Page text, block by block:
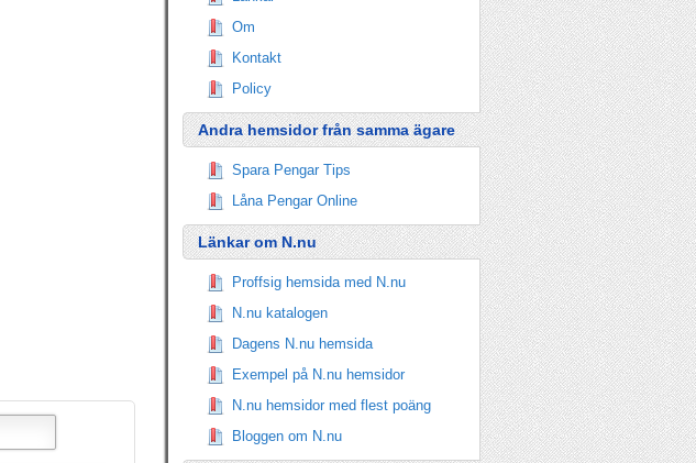
Om
Kontakt
Policy
Andra hemsidor från samma ägare
Spara Pengar Tips
Låna Pengar Online
Länkar om N.nu
Proffsig hemsida med N.nu
N.nu katalogen
Dagens N.nu hemsida
Exempel på N.nu hemsidor
N.nu hemsidor med flest poäng
Bloggen om N.nu